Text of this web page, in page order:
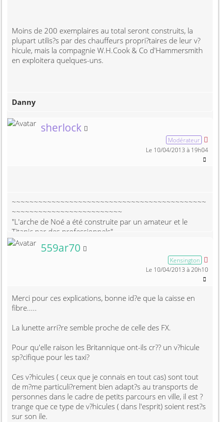
Moins de 200 exemplaires au total seront construits, la
plupart utilis?s par des chauffeurs propri?taires de leur v?
hicule, mais la compagnie W.H.Cook & Co d'Hammersmith
en exploitera quelques-uns.
Danny
sherlock
Modérateur
Le 10/04/2013 à 19h04
~~~~~~~~~~~~~~~~~~~~~~~~~~~~~~~~~~~~~~~~~~~~
~~~~~~~~~~~~~~~~~~~~~~~~~
"L'arche de Noé a été construite par un amateur et le
Titanic par des professionnels"
Fairway Driver 1996
559ar70
Kensington
Le 10/04/2013 à 20h10
Merci pour ces explications, bonne id?e que la caisse en
fibre.....
La lunette arri?re semble proche de celle des FX.
Pour qu'elle raison les Britannique ont-ils cr?? un v?hicule
sp?cifique pour les taxi?
Ces v?hicules ( ceux que je connais en tout cas) sont tout
de m?me particuli?rement bien adapt?s au transports de
personnes dans le cadre de petits parcours en ville, il est ?
trange que ce type de v?hicules ( dans l'esprit) soient rest?s
sur son ile.